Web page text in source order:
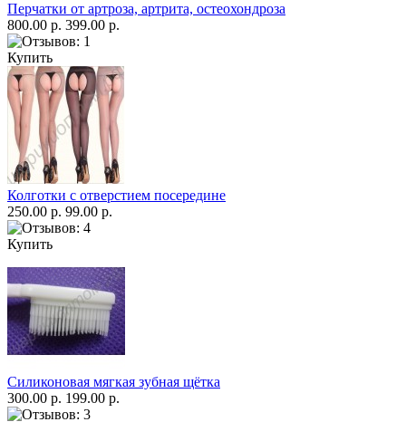
Перчатки от артроза, артрита, остеохондроза
800.00 р. 399.00 р.
Купить
Колготки с отверстием посередине
250.00 р. 99.00 р.
Купить
Силиконовая мягкая зубная щётка
300.00 р. 199.00 р.